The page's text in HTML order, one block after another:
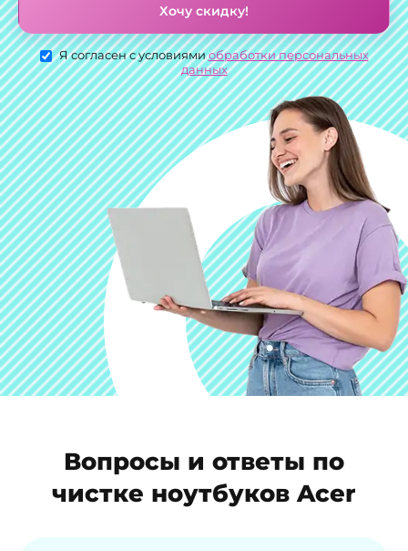
Хочу скидку!
Я согласен с условиямиобработки персональных
данных
Вопросы и ответы по
чистке ноутбуков Acer